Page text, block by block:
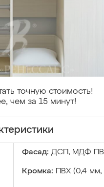
точную стоимость!
чем за 15 минут!
Фасад: ДСП, МДФ
Кромка: ПВХ (0,4